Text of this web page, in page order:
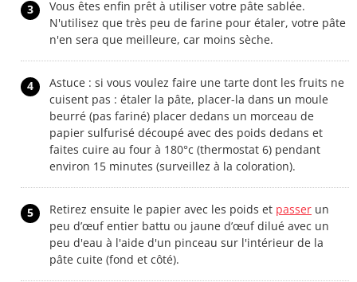
3
Vous êtes enfin prêt à utiliser votre pâte sablée.
N'utilisez que très peu de farine pour étaler, votre pâte
n'en sera que meilleure, car moins sèche.
4
Astuce : si vous voulez faire une tarte dont les fruits ne
cuisent pas : étaler la pâte, placer-la dans un moule
beurré (pas fariné) placer dedans un morceau de
papier sulfurisé découpé avec des poids dedans et
faites cuire au four à 180°c (thermostat 6) pendant
environ 15 minutes (surveillez à la coloration).
5 Retirez ensuite le papier avec les poids et passer un
peu d’œuf entier battu ou jaune d’œuf dilué avec un
peu d'eau à l'aide d'un pinceau sur l'intérieur de la
pâte cuite (fond et côté).